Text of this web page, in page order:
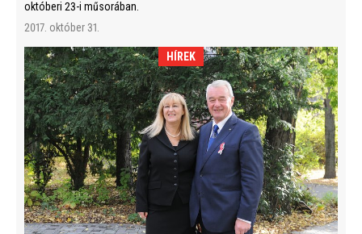
októberi 23-i műsorában.
2017. október 31.
HÍREK